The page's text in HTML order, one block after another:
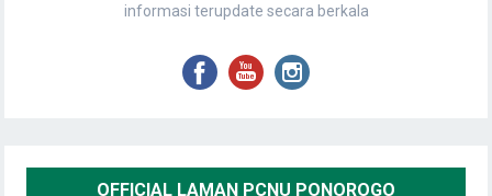
informasi terupdate secara berkala
OFFICIAL LAMAN PCNU PONOROGO